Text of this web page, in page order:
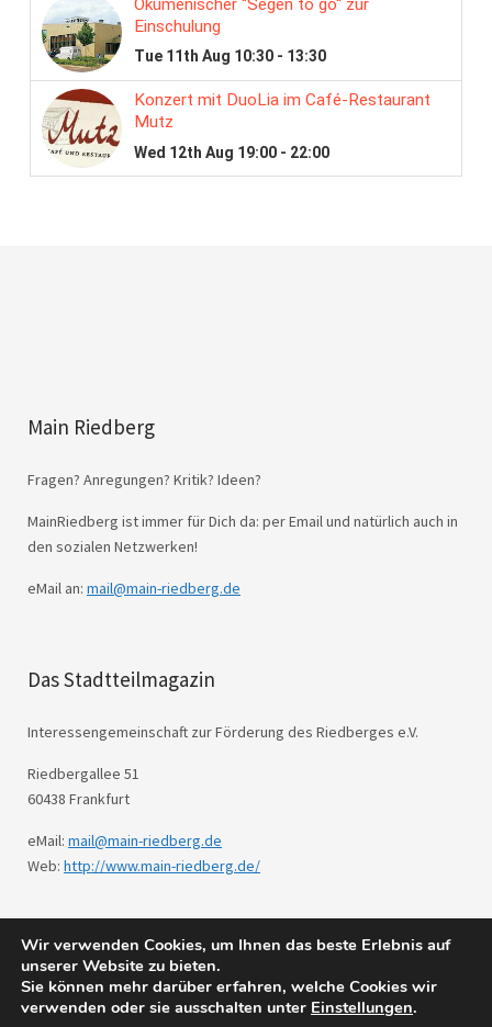
Main Riedberg
Fragen? Anregungen? Kritik? Ideen?
MainRiedberg ist immer für Dich da: per Email und natürlich auch in
den sozialen Netzwerken!
eMail an: mail@main-riedberg.de
Das Stadtteilmagazin
Interessengemeinschaft zur Förderung des Riedberges e.V.
Riedbergallee 51
60438 Frankfurt
eMail: mail@main-riedberg.de
Web: http://www.main-riedberg.de/
© 2026 Main Riedberg.
Theme: Weta vonElmastudio.
Wir verwenden Cookies, um Ihnen das beste Erlebnis auf
unserer Website zu bieten.
Sie können mehr darüber erfahren, welche Cookies wir
verwenden oder sie ausschalten unter Einstellungen.